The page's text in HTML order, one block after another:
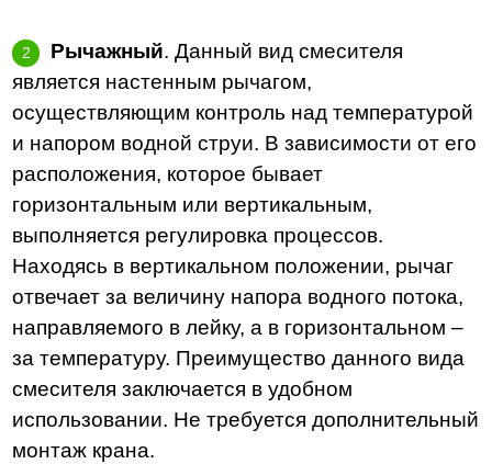
Рычажный. Данный вид смесителя
является настенным рычагом,
осуществляющим контроль над температурой
и напором водной струи. В зависимости от его
расположения, которое бывает
горизонтальным или вертикальным,
выполняется регулировка процессов.
Находясь в вертикальном положении, рычаг
отвечает за величину напора водного потока,
направляемого в лейку, а в горизонтальном –
за температуру. Преимущество данного вида
смесителя заключается в удобном
использовании. Не требуется дополнительный
монтаж крана.